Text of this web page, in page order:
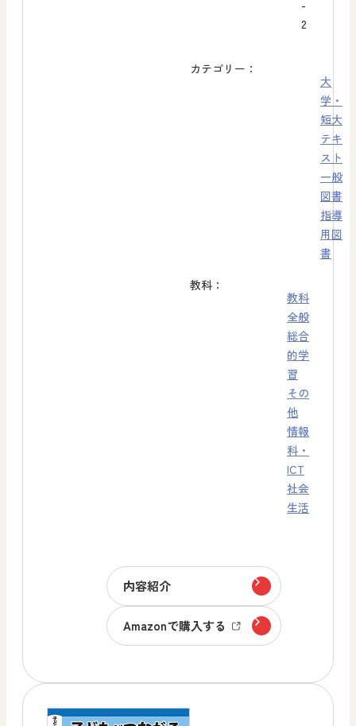
-
2
カテゴリー：
大
学・
短大
テキ
スト
一般
図書
指導
用図
書
教科：
教科
全般
総合
的学
習
その
他
情報
科・
ICT
社会
生活
内容紹介
Amazonで購入する